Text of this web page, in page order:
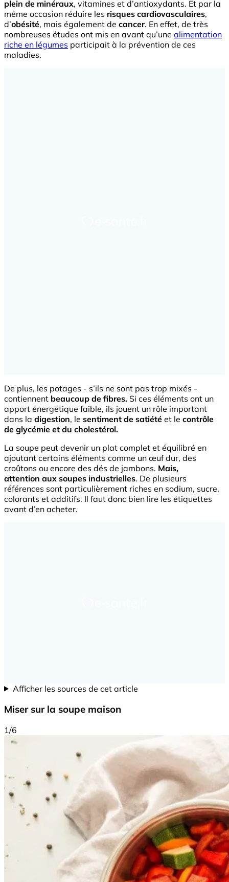
plein de minéraux, vitamines et d’antioxydants. Et par la
même occasion réduire les risques cardiovasculaires,
d’obésité, mais également de cancer. En effet, de très
nombreuses études ont mis en avant qu’une alimentation
riche en légumes participait à la prévention de ces
maladies.
De plus, les potages - s’ils ne sont pas trop mixés -
contiennent beaucoup de fibres. Si ces éléments ont un
apport énergétique faible, ils jouent un rôle important
dans la digestion, le sentiment de satiété et le contrôle
de glycémie et du cholestérol.
La soupe peut devenir un plat complet et équilibré en
ajoutant certains éléments comme un œuf dur, des
croûtons ou encore des dés de jambons. Mais,
attention aux soupes industrielles. De plusieurs
références sont particulièrement riches en sodium, sucre,
colorants et additifs. Il faut donc bien lire les étiquettes
avant d’en acheter.
Afficher les sources de cet article
Miser sur la soupe maison
1/6